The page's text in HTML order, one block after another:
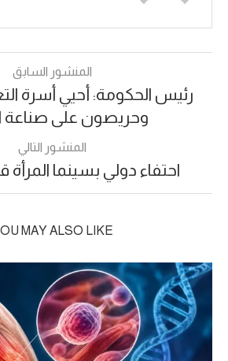
المنشور السابق
رئيس الحكومة: أحيي أسرة
وحريصون على صناعة
المنشور التالي
احتفاء دولي بسينما المرأة
MAY ALSO LIKE